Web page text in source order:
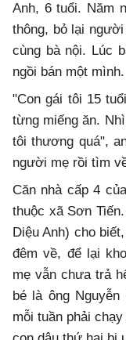
Anh, 6 tuổi. Năm
thông, bỏ lại
cùng bà nội. Lúc
ngồi bán một mình.
"Con gái tôi 15
từng miếng ăn.
tôi thương quá",
người mẹ rồi tìm
Căn nhà cấp 4
thuộc xã Sơn
Diệu Anh) cho
đêm về, để lại
mẹ vẫn chưa trả
bé là ông
mỗi tuần phải